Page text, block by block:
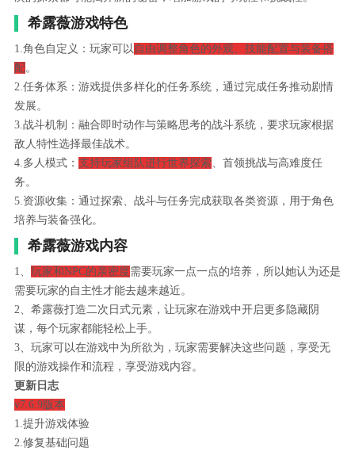
希露薇游戏特色
1.角色自定义：玩家可以 自由调整角色的外观、技能配置与装备搭
配。
2.任务体系：游戏提供多样化的任务系统，通过完成任务推动剧情
发展。
3.战斗机制：融合即时动作与策略思考的战斗系统，要求玩家根据
敌人特性选择最佳战术。
4.多人模式： 支持玩家组队进行世界探索、首领挑战与高难度任
务。
5.资源收集：通过探索、战斗与任务完成获取各类资源，用于角色
培养与装备强化。
希露薇游戏内容
1、 玩家和NPC的亲密度需要玩家一点一点的培养，所以她认为还是
需要玩家的自主性才能去越来越近。
2、希露薇打造二次日式元素，让玩家在游戏中开启更多隐藏阴
谋，每个玩家都能轻松上手。
3、玩家可以在游戏中为所欲为，玩家需要解决这些问题，享受无
限的游戏操作和流程，享受游戏内容。
更新日志
v7.6.9版本
1.提升游戏体验
2.修复基础问题